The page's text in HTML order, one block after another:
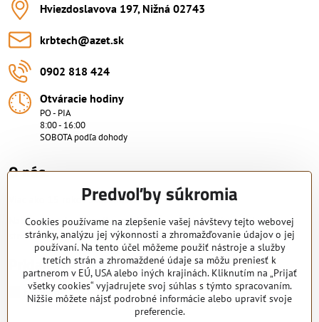
Hviezdoslavova 197, Nižná 02743
krbtech​@azet​.sk
0902 818 424
Otváracie hodiny
PO - PIA
8:00 - 16:00
SOBOTA podľa dohody
O nás.
Viac ako 15 rokov skúsenosti.
Nakupujte od overeného predajcu s certifikovaným servisným
strediskom. KRB-TECH s.r.o.
Pridajte sa k nám
Facebook
Predvoľby súkromia
Cookies používame na zlepšenie vašej návštevy tejto webovej
stránky, analýzu jej výkonnosti a zhromažďovanie údajov o jej
používaní. Na tento účel môžeme použiť nástroje a služby
tretích strán a zhromaždené údaje sa môžu preniesť k
partnerom v EÚ, USA alebo iných krajinách. Kliknutím na „Prijať
všetky cookies“ vyjadrujete svoj súhlas s týmto spracovaním.
Nižšie môžete nájsť podrobné informácie alebo upraviť svoje
preferencie.